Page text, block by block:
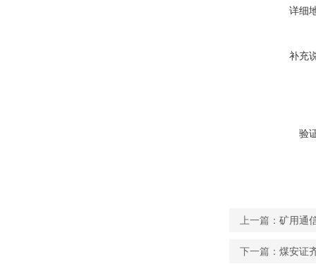
详细
补充
验
上一篇： 矿用通
下一篇： 煤安证